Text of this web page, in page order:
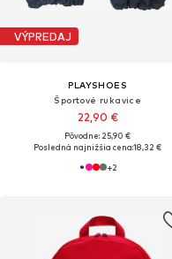
VÝPREDAJ
PLAYSHOES
Športové rukavice
22,90 €
Pôvodne: 25,90 €
Posledná najnižšia cena:18,32 €
+2